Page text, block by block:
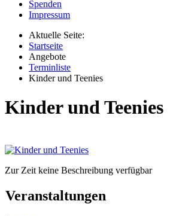
Spenden
Impressum
Aktuelle Seite:
Startseite
Angebote
Terminliste
Kinder und Teenies
Kinder und Teenies
Zur Zeit keine Beschreibung verfügbar
Veranstaltungen